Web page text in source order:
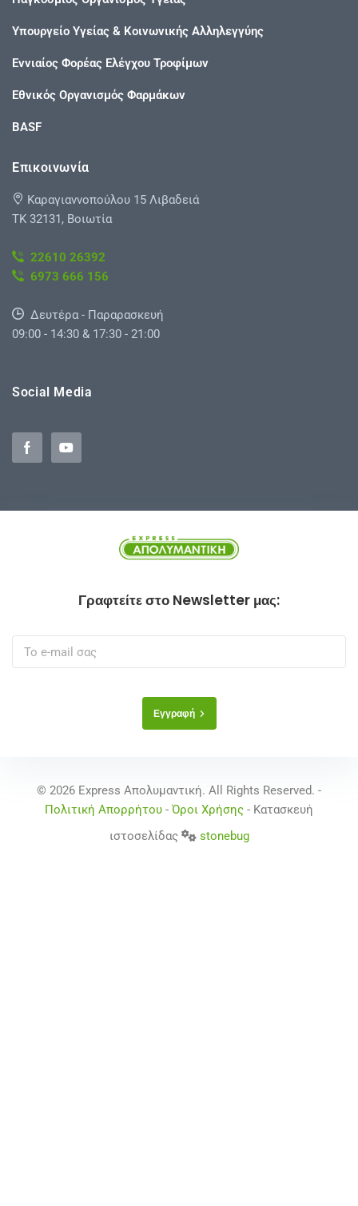
Υπουργείο Υγείας & Κοινωνικής Αλληλεγγύης
Εννιαίος Φορέας Ελέγχου Τροφίμων
Εθνικός Οργανισμός Φαρμάκων
BASF
Επικοινωνία
Καραγιαννοπούλου 15 Λιβαδειά
ΤΚ 32131, Βοιωτία
22610 26392
6973 666 156
Δευτέρα - Παραρασκευή
09:00 - 14:30 & 17:30 - 21:00
Social Media
Γραφτείτε στο Newsletter μας:
Εγγραφή
© 2026 Express Απολυμαντική. All Rights Reserved. -
Πολιτική Απορρήτου - Όροι Χρήσης - Κατασκευή
ιστοσελίδας
stonebug